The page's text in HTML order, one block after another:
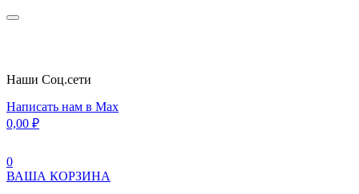
Наши Cоц.сети
Написать нам в Max
0,00 ₽
0
ВАША КОРЗИНА